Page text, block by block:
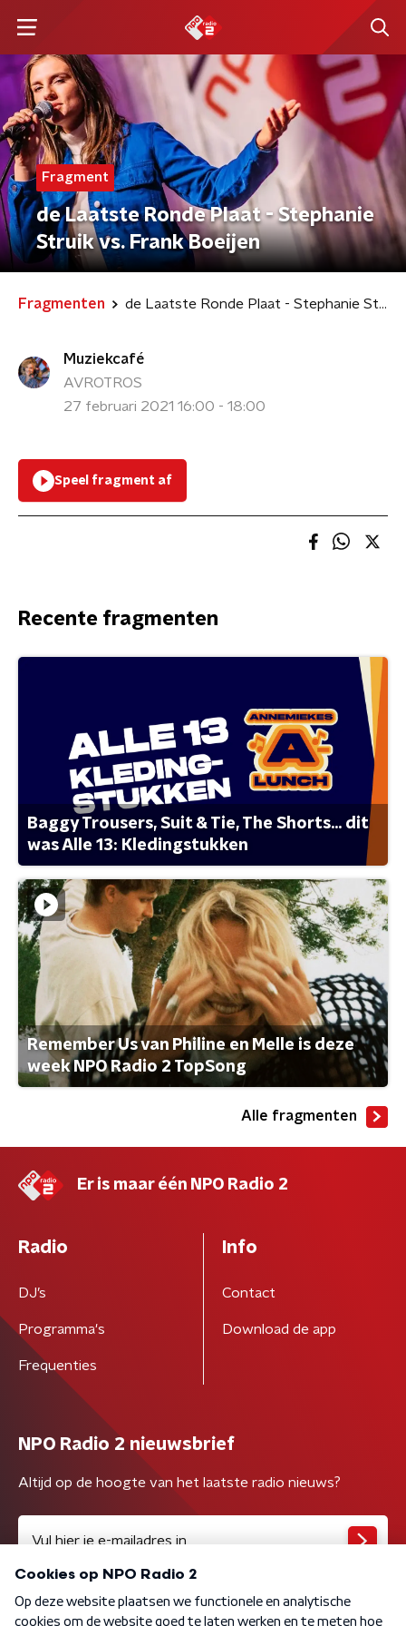
Fragment
de Laatste Ronde Plaat - Stephanie
Struik vs. Frank Boeijen
Fragmenten de Laatste Ronde Plaat - Stephanie Struik vs. Frank Boeijen
Muziekcafé
AVROTROS
27 februari 2021 16:00 - 18:00
Speel fragment af
Recente fragmenten
Baggy Trousers, Suit & Tie, The Shorts... dit
was Alle 13: Kledingstukken
Remember Us van Philine en Melle is deze
week NPO Radio 2 TopSong
Alle fragmenten
Er is maar één NPO Radio 2
Radio
DJ’s
Programma's
Frequenties
Info
Contact
Download de app
NPO Radio 2 nieuwsbrief
Altijd op de hoogte van het laatste radio nieuws?